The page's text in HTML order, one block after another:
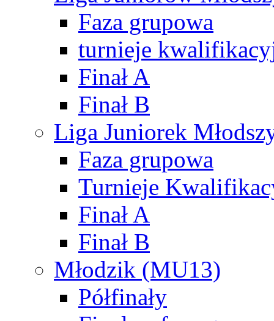
Faza grupowa
turnieje
Finał A
Finał B
Liga Juniorek
Faza grupowa
Turnieje
Finał A
Finał B
Młodzik (MU13)
Półfinały